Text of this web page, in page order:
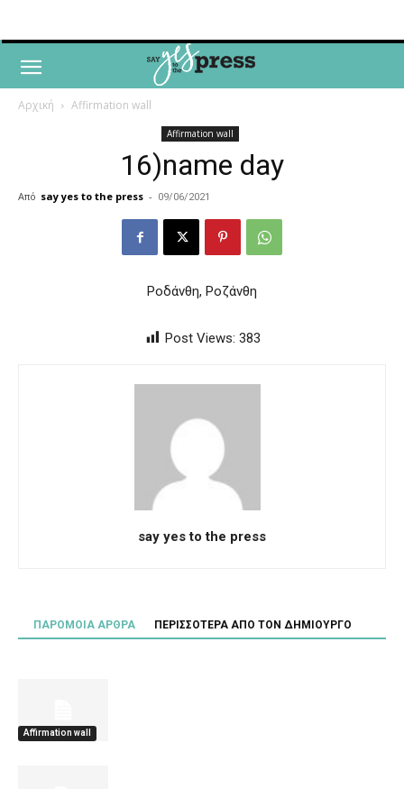
Αρχική Affirmation wall
Affirmation wall
16)name day
Από say yes to the press - 09/06/2021
Ροδάνθη, Ροζάνθη
Post Views: 383
say yes to the press
ΠΑΡΟΜΟΙΑ ΑΡΘΡΑ ΠΕΡΙΣΣΟΤΕΡΑ ΑΠΟ ΤΟΝ ΔΗΜΙΟΥΡΓΟ
Affirmation wall